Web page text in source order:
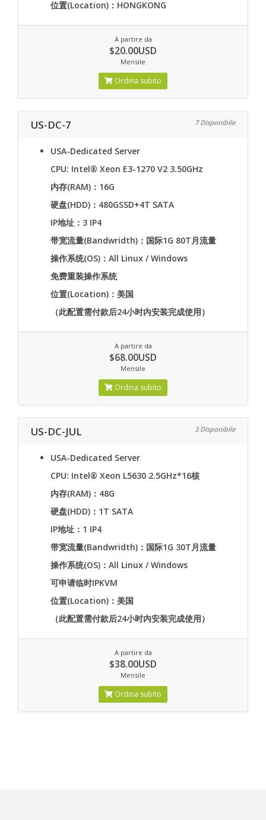
位置(Location)：HONGKONG
A partire da
$20.00USD
Mensile
Ordina subito
US-DC-7 7 Disponibile
USA-Dedicated Server
CPU: Intel® Xeon E3-1270 V2 3.50GHz
内存(RAM)：16G
硬盘(HDD)：480GSSD+4T SATA
IP地址：3 IP4
带宽流量(Bandwridth)：国际1G 80T月流量
操作系统(OS)：All Linux / Windows
免费重装操作系统
位置(Location)：美国
（此配置需付款后24小时内安装完成使用）
A partire da
$68.00USD
Mensile
Ordina subito
US-DC-JUL 3 Disponibile
USA-Dedicated Server
CPU: Intel® Xeon L5630 2.5GHz*16核
内存(RAM)：48G
硬盘(HDD)：1T SATA
IP地址：1 IP4
带宽流量(Bandwridth)：国际1G 30T月流量
操作系统(OS)：All Linux / Windows
可申请临时IPKVM
位置(Location)：美国
（此配置需付款后24小时内安装完成使用）
A partire da
$38.00USD
Mensile
Ordina subito